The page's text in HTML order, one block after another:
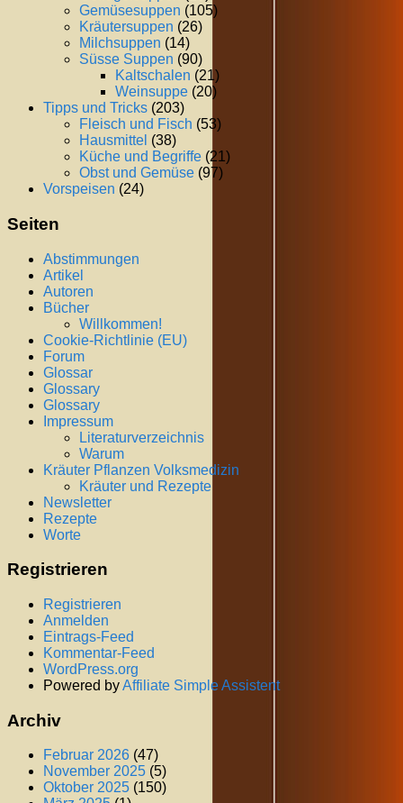
Gemüsesuppen (105)
Kräutersuppen (26)
Milchsuppen (14)
Süsse Suppen (90)
Kaltschalen (21)
Weinsuppe (20)
Tipps und Tricks (203)
Fleisch und Fisch (53)
Hausmittel (38)
Küche und Begriffe (21)
Obst und Gemüse (97)
Vorspeisen (24)
Seiten
Abstimmungen
Artikel
Autoren
Bücher
Willkommen!
Cookie-Richtlinie (EU)
Forum
Glossar
Glossary
Glossary
Impressum
Literaturverzeichnis
Warum
Kräuter Pflanzen Volksmedizin
Kräuter und Rezepte
Newsletter
Rezepte
Worte
Registrieren
Registrieren
Anmelden
Eintrags-Feed
Kommentar-Feed
WordPress.org
Powered byAffiliate Simple Assistent
Archiv
Februar 2026 (47)
November 2025 (5)
Oktober 2025 (150)